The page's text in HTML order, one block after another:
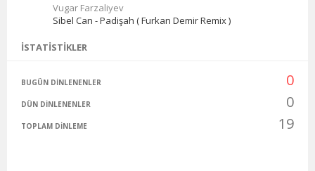
Vugar Farzaliyev
Sibel Can - Padişah ( Furkan Demir Remix )
İSTATISTIKLER
BUGÜN DINLENENLER 0
DÜN DINLENENLER 0
TOPLAM DINLEME 19